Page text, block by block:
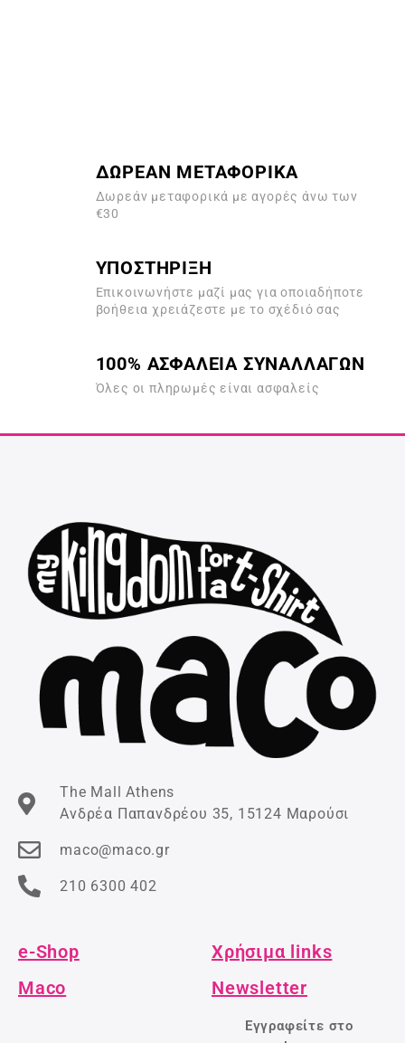
ΔΩΡΕΑΝ ΜΕΤΑΦΟΡΙΚΑ
Δωρεάν μεταφορικά με αγορές άνω των
€30
ΥΠΟΣΤΗΡΙΞΗ
Επικοινωνήστε μαζί μας για οποιαδήποτε
βοήθεια χρειάζεστε με το σχέδιό σας
100% ΑΣΦΑΛΕΙΑ ΣΥΝΑΛΛΑΓΩΝ
Όλες οι πληρωμές είναι ασφαλείς
The Mall Athens
Ανδρέα Παπανδρέου 35, 15124 Μαρούσι
maco@maco.gr
210 6300 402
e-Shop
Χρήσιμα links
Maco
Newsletter
Εγγραφείτε στο